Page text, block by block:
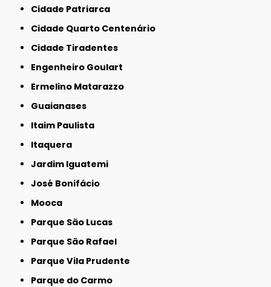
Cidade Patriarca
Cidade Quarto Centenário
Cidade Tiradentes
Engenheiro Goulart
Ermelino Matarazzo
Guaianases
Itaim Paulista
Itaquera
Jardim Iguatemi
José Bonifácio
Mooca
Parque São Lucas
Parque São Rafael
Parque Vila Prudente
Parque do Carmo